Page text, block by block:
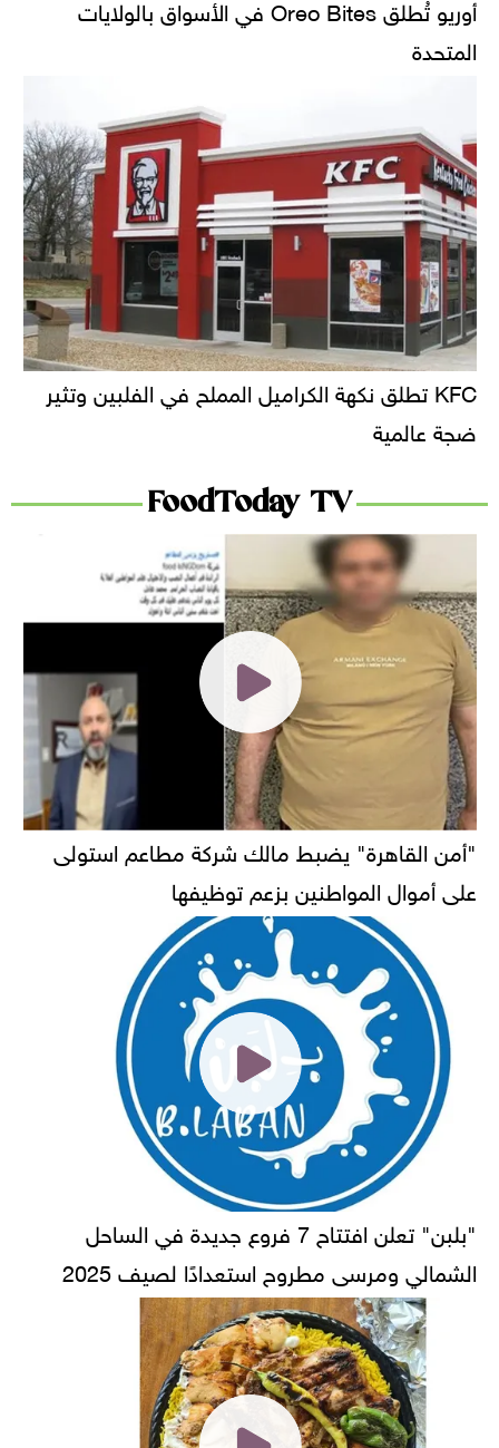
أوريو تُطلق Oreo Bites في الأسواق بالولايات
المتحدة
KFC تطلق نكهة الكراميل المملح في الفلبين وتثير
ضجة عالمية
FoodToday TV
"أمن القاهرة" يضبط مالك شركة مطاعم استولى
على أموال المواطنين بزعم توظيفها
"بلبن" تعلن افتتاح 7 فروع جديدة في الساحل
الشمالي ومرسى مطروح استعدادًا لصيف 2025